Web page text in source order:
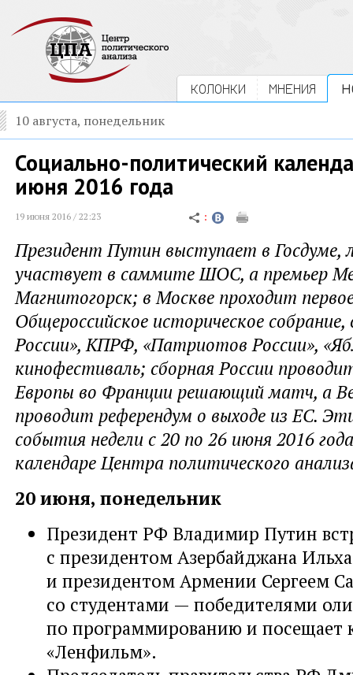
КОЛОНКИ МНЕНИЯ
10 августа, понедельник
Социально-политический
июня 2016 года
19 июня 2016 / 22:23
Президент Путин выступает в
участвует в саммите ШОС, а премьер
Магнитогорск; в Москве проходит
Общероссийское историческое собрание,
России», КПРФ, «Патриотов России»,
кинофестиваль; сборная России
Европы во Франции решающий матч, а
проводит референдум о выходе из ЕС.
события недели с 20 по 26 июня 2016
календаре Центра политического
20 июня, понедельник
Президент РФ Владимир Путин
с президентом Азербайджана
и президентом Армении Сергеем
со студентами — победителями
по программированию и посещает
«Ленфильм».